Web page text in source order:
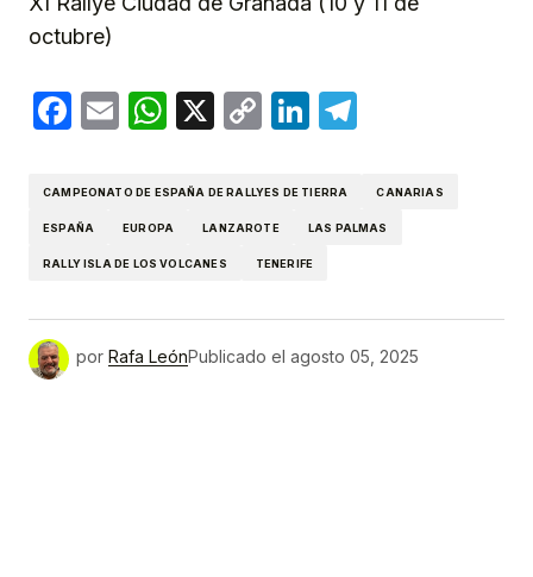
octubre)
Facebook
EmailWhatsApp
X
CopyLinkedIn
CAMPEONATO DE ESPAÑA DE RALLYES DE TIERRA CANARIAS
ESPAÑA EUROPA LANZAROTE LAS PALMAS
RALLY ISLA DE LOS VOLCANES TENERIFE
por Rafa LeónPublicado el agosto 05, 2025